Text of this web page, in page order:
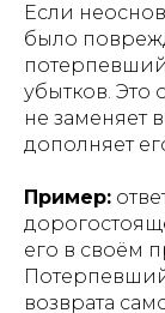
Если
было
убытков. Это
не заменяет
дополняет
Пример:
его в своём
возврата